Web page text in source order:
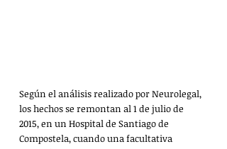
Según el análisis realizado por Neurolegal,
los hechos se remontan al 1 de julio de
2015, en un Hospital de Santiago de
Compostela, cuando una facultativa